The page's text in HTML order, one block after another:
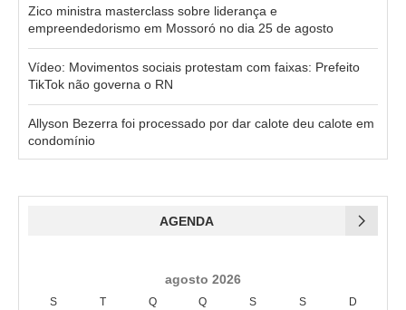
Zico ministra masterclass sobre liderança e
empreendedorismo em Mossoró no dia 25 de agosto
Vídeo: Movimentos sociais protestam com faixas: Prefeito
TikTok não governa o RN
Allyson Bezerra foi processado por dar calote deu calote em
condomínio
AGENDA
agosto 2026
S T Q Q S S D